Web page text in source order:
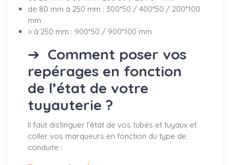
de 80 mm à 250 mm : 300*50 / 400*50 / 200*100
mm
> à 250 mm : 900*50 / 900*100 mm
➔ Comment poser vos
repérages en fonction
de l’état de votre
tuyauterie ?
Il faut distinguer l’état de vos tubes et tuyaux et
coller vos marqueurs en fonction du type de
conduite :